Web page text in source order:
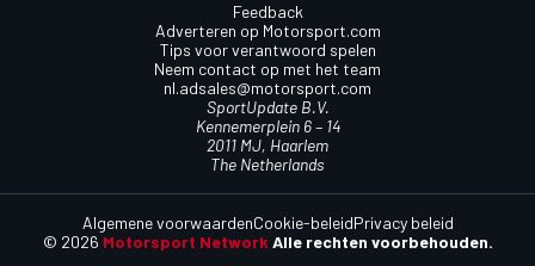
Feedback
Adverteren op Motorsport.com
Tips voor verantwoord spelen
Neem contact op met het team
nl.adsales@motorsport.com
SportUpdate B.V.
Kennemerplein 6 – 14
2011 MJ, Haarlem
The Netherlands
© 2026 Motorsport Network Alle rechten voorbehouden.
Algemene voorwaardenCookie-beleidPrivacy beleid